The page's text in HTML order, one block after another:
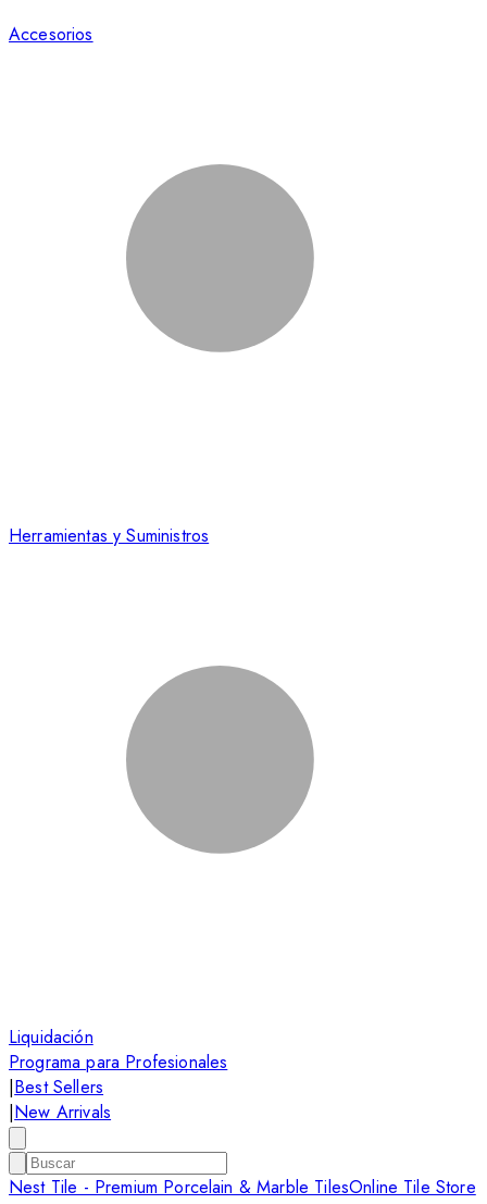
Accesorios
Herramientas y Suministros
Liquidación
Programa para Profesionales
|Best Sellers
|New Arrivals
Nest Tile - Premium Porcelain & Marble TilesOnline Tile Store